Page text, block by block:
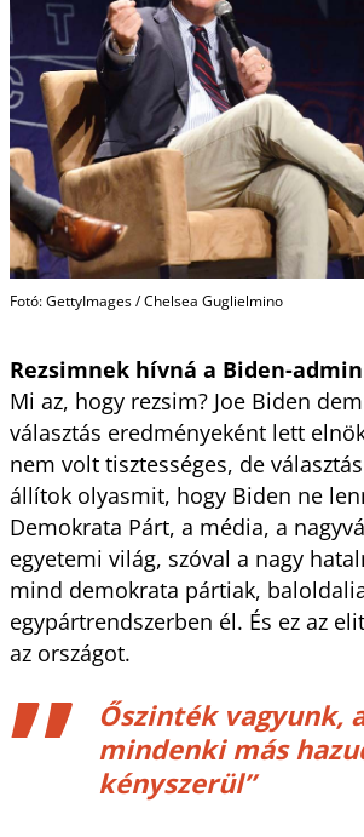
Fotó: GettyImages / Chelsea Guglielmino
Rezsimnek hívná a Biden-
Mi az, hogy rezsim? Joe Biden
választás eredményeként lett
nem volt tisztességes, de
állítok olyasmit, hogy Biden ne
Demokrata Párt, a média, a
egyetemi világ, szóval a nagy
mind demokrata pártiak,
egypártrendszerben él. És ez az
az országot.
Őszinték vagyunk,
mindenki más
kényszerül”